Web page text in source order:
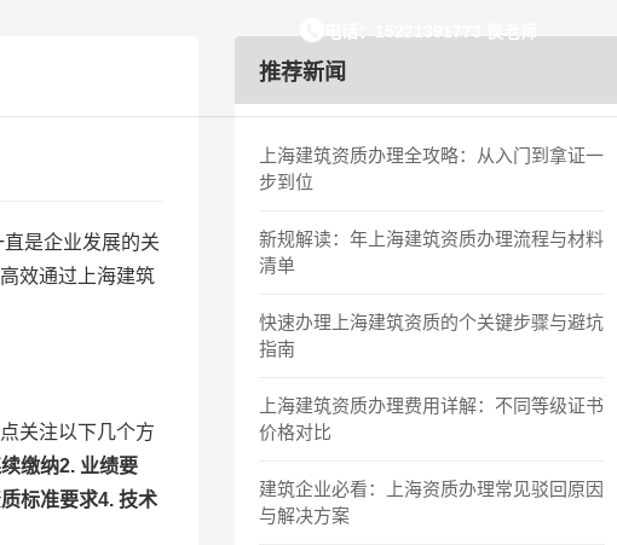
直是企业发展的关
效通过上海建筑
关注以下几个方
缴纳2. 业绩要
标准要求4. 技术
推荐新闻
上海建筑资质办理全攻略：从入门到拿证一
步到位
新规解读：年上海建筑资质办理流程与材料
清单
快速办理上海建筑资质的个关键步骤与避坑
指南
上海建筑资质办理费用详解：不同等级证书
价格对比
建筑企业必看：上海资质办理常见驳回原因
与解决方案